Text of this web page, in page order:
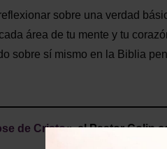
sobre una verdad
área de tu mente y tu
sobre sí mismo en la Biblia
de Cristo«, el Pastor Colin